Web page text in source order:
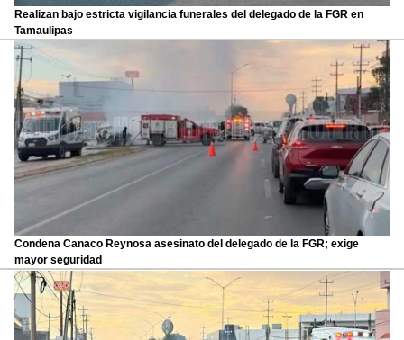
Realizan bajo estricta vigilancia funerales del delegado de la FGR en
Tamaulipas
Condena Canaco Reynosa asesinato del delegado de la FGR; exige
mayor seguridad